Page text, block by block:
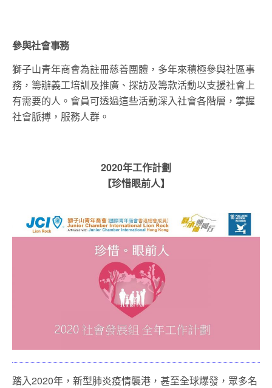
參與社會事務
獅子山青年商會為註冊慈善團體，多年來積極參與社區事
務，籌辦義工培訓及推廣、探訪及籌款活動以支援社會上
有需要的人。會員可透過這些活動深入社會各階層，掌握
社會脈搏，服務人群。
2020年工作計劃
【珍惜眼前人】
踏入2020年，新型肺炎疫情襲港，甚至全球爆發，眾多名